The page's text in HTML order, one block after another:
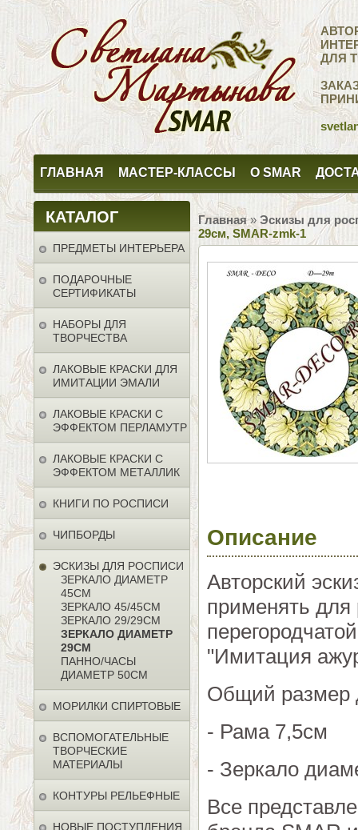
ДЛЯ
ГЛАВНАЯ МАСТЕР-КЛАССЫ О SMAR
КАТАЛОГ
ПРЕДМЕТЫ ИНТЕРЬЕРА
ПОДАРОЧНЫЕ
СЕРТИФИКАТЫ
НАБОРЫ ДЛЯ
ТВОРЧЕСТВА
ЛАКОВЫЕ КРАСКИ ДЛЯ
ИМИТАЦИИ ЭМАЛИ
ЛАКОВЫЕ КРАСКИ С
ЭФФЕКТОМ ПЕРЛАМУТР
ЛАКОВЫЕ КРАСКИ С
ЭФФЕКТОМ МЕТАЛЛИК
КНИГИ ПО РОСПИСИ
ЧИПБОРДЫ
ЭСКИЗЫ ДЛЯ РОСПИСИ
ЗЕРКАЛО ДИАМЕТР
45СМ
ЗЕРКАЛО 45/45СМ
ЗЕРКАЛО 29/29СМ
ЗЕРКАЛО ДИАМЕТР
29СМ
ПАННО/ЧАСЫ
ДИАМЕТР 50СМ
МОРИЛКИ СПИРТОВЫЕ
ВСПОМОГАТЕЛЬНЫЕ
ТВОРЧЕСКИЕ
МАТЕРИАЛЫ
КОНТУРЫ РЕЛЬЕФНЫЕ
НОВЫЕ ПОСТУПЛЕНИЯ
Главная» Эскизы для
29см, SMAR-zmk-1
Описание
Авторский
применять для
"Имитация
Общий размер
- Рама 7,5см
- Зеркало
Все